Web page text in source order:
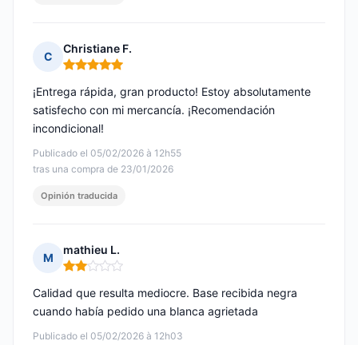
C
Christiane F.
Nota: 5 de 5
Publicado el 05/02/2026 à 12h55
tras una compra de 23/01/2026
¡Entrega rápida, gran producto! Estoy absolutamente
satisfecho con mi mercancía. ¡Recomendación
incondicional!
Opinión traducida
M
mathieu L.
Nota: 2 de 5
Publicado el 05/02/2026 à 12h03
Calidad que resulta mediocre. Base recibida negra
cuando había pedido una blanca agrietada